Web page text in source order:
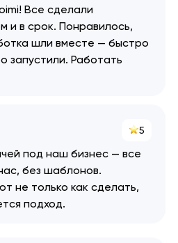
Все сделали
и в срок. Понравилось,
шли вместе — быстро
запустили. Работать
5
под наш бизнес — все
без шаблонов.
не только как сделать,
подход.
заявка
с вами в
обсудить
Закрыть